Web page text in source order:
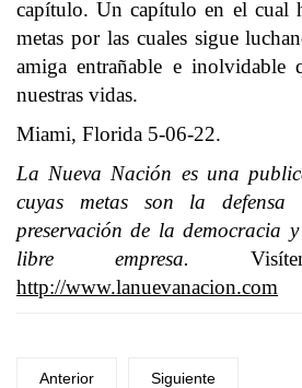
capítulo. Un capítulo en el cual
metas por las cuales sigue
amiga entrañable e inolvidable
nuestras vidas.
Miami, Florida 5-06-22.
La Nueva Nación es una
cuyas metas son la
preservación de la democracia
libre empresa.
http://www.lanuevanacion.com
Anterior Siguiente